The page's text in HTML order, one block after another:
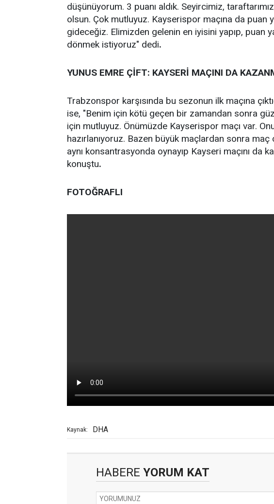
düşünüyorum. 3 puanı aldık. Seyircimiz,
olsun. Çok mutluyuz. Kayserispor maçına da puan
gideceğiz. Elimizden gelenin en iyisini yapıp, puan
dönmek istiyoruz" dedi.
YUNUS EMRE ÇİFT: KAYSERİ MAÇINI DA
Trabzonspor karşısında bu sezonun ilk maçına
ise, "Benim için kötü geçen bir zamandan sonra
için mutluyuz. Önümüzde Kayserispor maçı var.
hazırlanıyoruz. Bazen büyük maçlardan sonra
aynı konsantrasyonda oynayıp Kayseri maçını da
konuştu.
FOTOĞRAFLI
Kaynak: DHA
HABERE YORUM KAT